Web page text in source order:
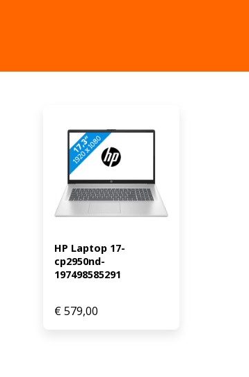
HP Laptop 17-
cp2950nd-
197498585291
€579,00